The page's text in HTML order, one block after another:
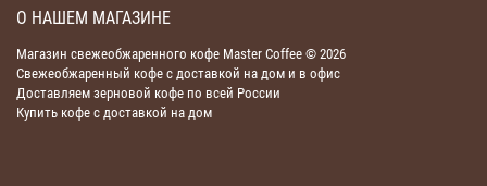
электронную почтуinfo@m-coffe.ru
Цены в зависимости от партии, поставка
Для каждого клиента - индивидуальное
О НАШЕМ МАГАЗИНЕ
Магазин свежеобжаренного кофе Master Coffee © 2026
Свежеобжаренный кофе с доставкой на дом и в офис
Доставляем зерновой кофе по всей России
Купить кофе с доставкой на дом